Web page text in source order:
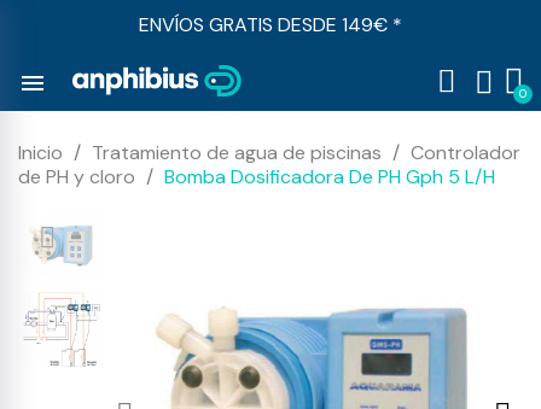
ENVÍOS GRATIS DESDE 149€ *
menu
Inicio Tratamiento de agua de piscinas
Controlador
de PH y cloro
Bomba Dosificadora De PH Gph 5 L/H